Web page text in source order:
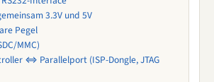
3.3V und 5V
Pegel
MMC)
⇔ Parallelport (ISP-Dongle, JTAG